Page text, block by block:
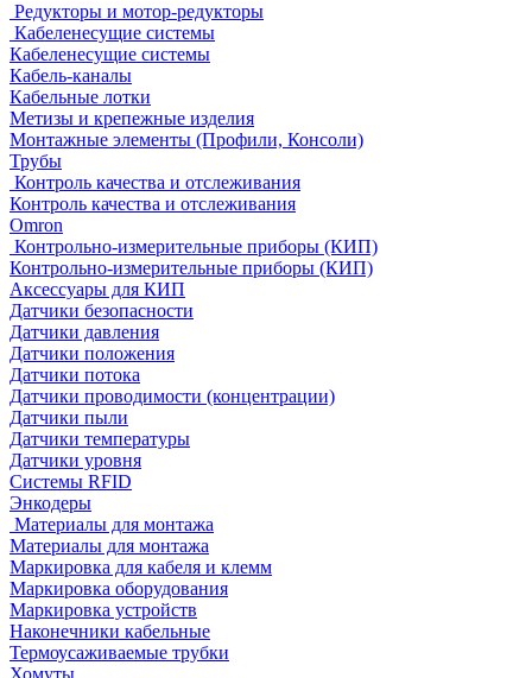
Редукторы и мотор-редукторы
Кабеленесущие системы
Кабеленесущие системы
Кабель-каналы
Кабельные лотки
Метизы и крепежные изделия
Монтажные элементы (Профили, Консоли)
Трубы
Контроль качества и отслеживания
Контроль качества и отслеживания
Omron
Контрольно-измерительные приборы (КИП)
Контрольно-измерительные приборы (КИП)
Аксессуары для КИП
Датчики безопасности
Датчики давления
Датчики положения
Датчики потока
Датчики проводимости (концентрации)
Датчики пыли
Датчики температуры
Датчики уровня
Системы RFID
Энкодеры
Материалы для монтажа
Материалы для монтажа
Маркировка для кабеля и клемм
Маркировка оборудования
Маркировка устройств
Наконечники кабельные
Термоусаживаемые трубки
Хомуты